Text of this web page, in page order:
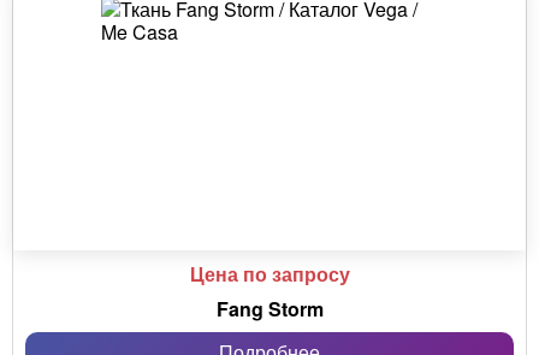
Цена по запросу
Fang Storm